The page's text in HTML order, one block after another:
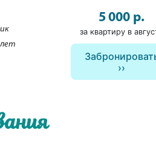
5 000 р.
за квартиру в